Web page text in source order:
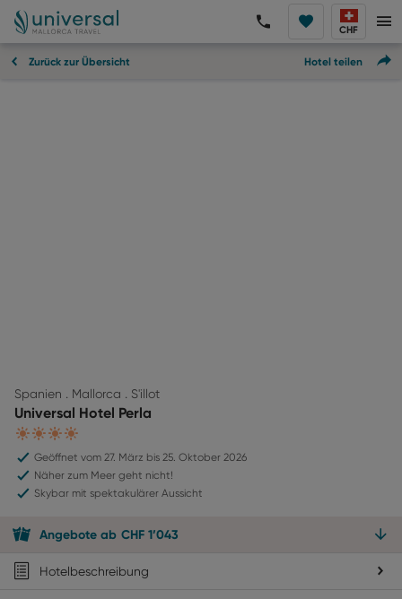
CHF
Zurück zur Übersicht Hotel teilen
Spanien . Mallorca . S'illot
Universal Hotel Perla
4
Geöffnet vom 27. März bis 25. Oktober 2026
Näher zum Meer geht nicht!
Skybar mit spektakulärer Aussicht
Angebote ab CHF 1’043
Hotelbeschreibung